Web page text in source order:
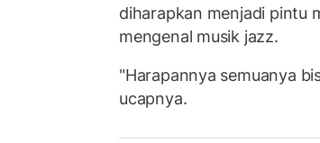
diharapkan menjadi pintu
mengenal musik jazz.
"Harapannya semuanya
ucapnya.